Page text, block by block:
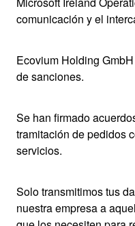
comunicación y el
Ecovium Holding
de sanciones.
Se han firmado
tramitación de pedidos
servicios.
Solo transmitimos tus
nuestra empresa a